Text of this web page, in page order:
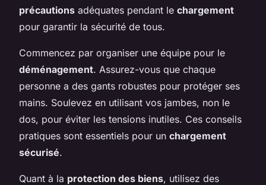
précautions adéquates pendant le chargement
pour garantir la sécurité de tous.
Commencez par organiser une équipe pour le
déménagement. Assurez-vous que chaque
personne a des gants robustes pour protéger ses
mains. Soulevez en utilisant vos jambes, non le
dos, pour éviter les tensions inutiles. Ces conseils
pratiques sont essentiels pour un chargement
sécurisé.
Quant à la protection des biens, utilisez des